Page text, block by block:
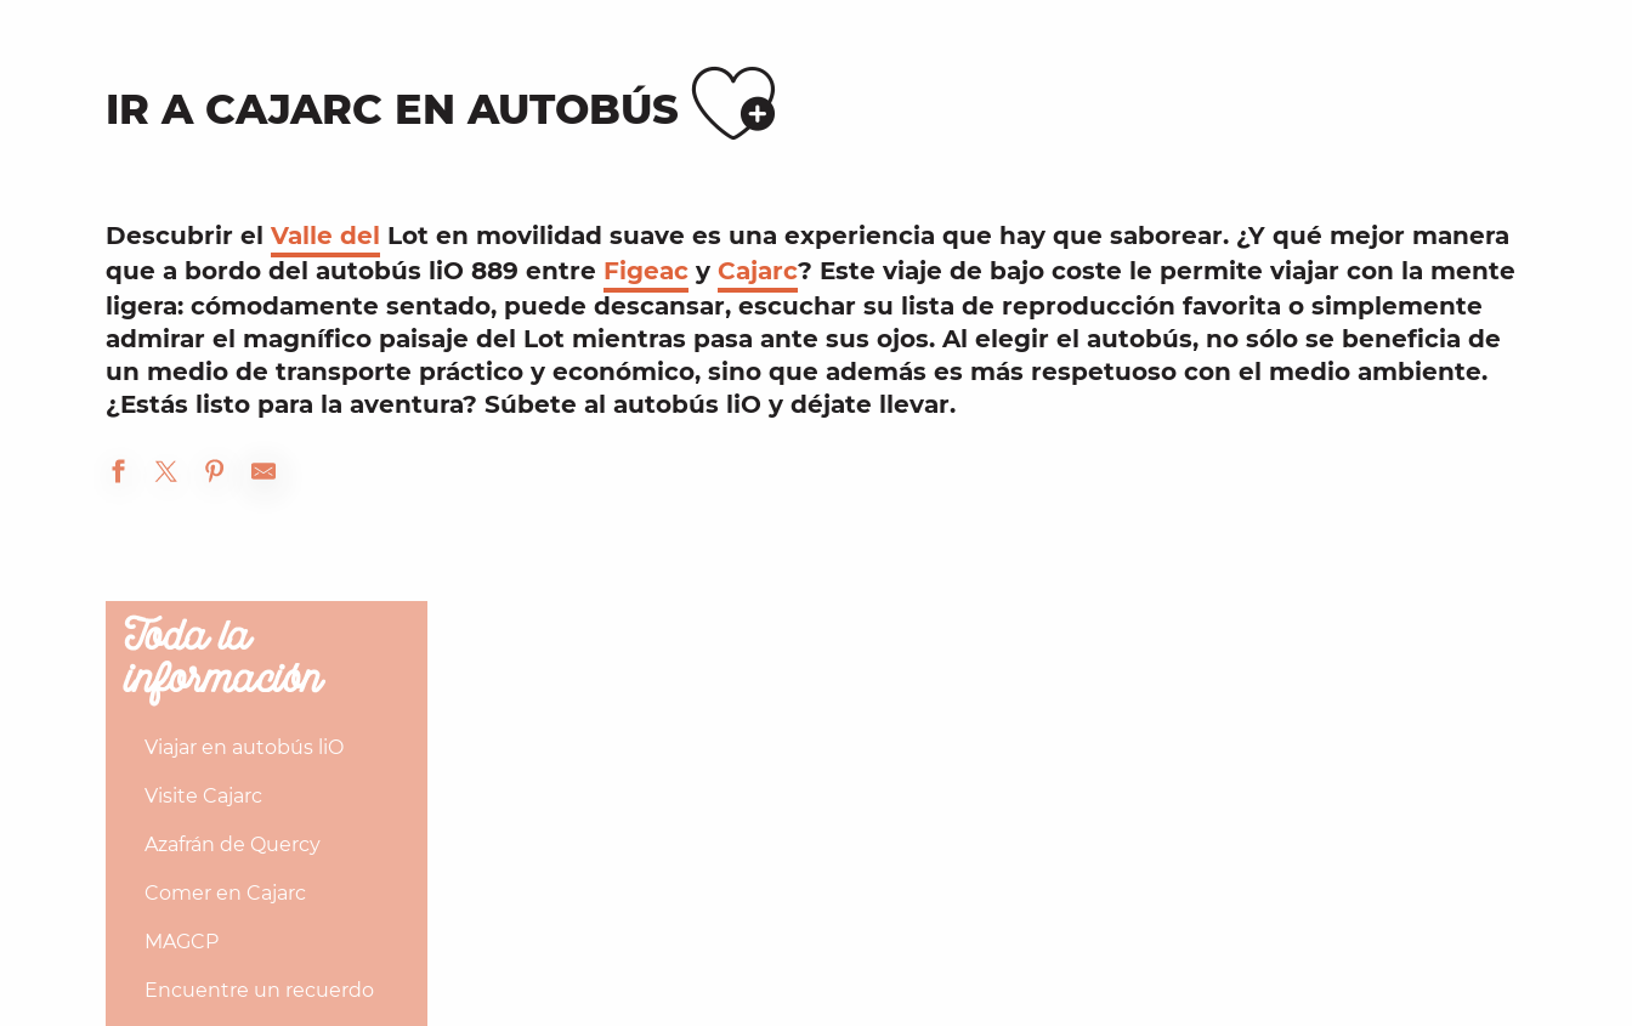
IR A CAJARC EN AUTOBÚS Ajouter aux
Descubrir el Valle del Lot en movilidad suave es una experiencia que hay que saborear. ¿Y qué mejor manera
que a bordo del autobús liO 889 entre Figeac y Cajarc? Este viaje de bajo coste le permite viajar con la mente
ligera: cómodamente sentado, puede descansar, escuchar su lista de reproducción favorita o simplemente
admirar el magnífico paisaje del Lot mientras pasa ante sus ojos. Al elegir el autobús, no sólo se beneficia de
un medio de transporte práctico y económico, sino que además es más respetuoso con el medio ambiente.
¿Estás listo para la aventura? Súbete al autobús liO y déjate llevar.
Toda la
información
Viajar en autobús liO
Visite Cajarc
Azafrán de Quercy
Comer en Cajarc
MAGCP
Encuentre un recuerdo